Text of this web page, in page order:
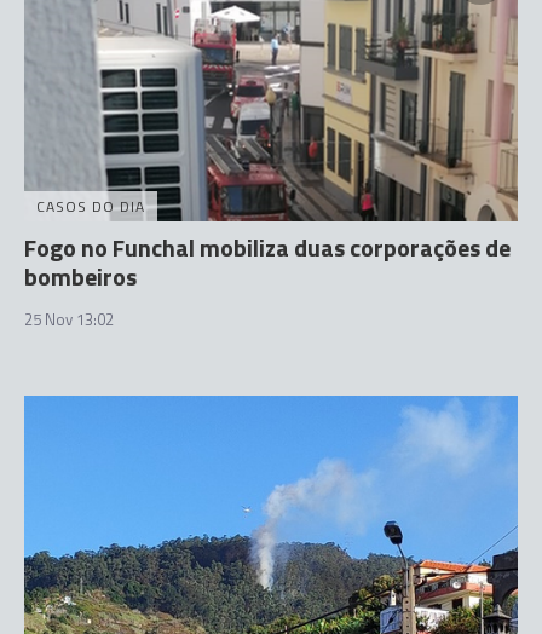
CASOS DO DIA
Fogo no Funchal mobiliza duas corporações de
bombeiros
25 Nov 13:02